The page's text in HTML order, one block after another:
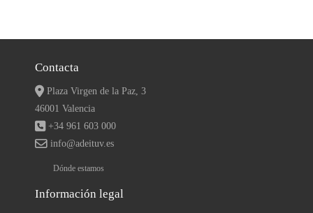
Contacta
Plaza Virgen de la Paz, 3
46001 Valencia
+34 961 603 000
info@adeituv.es
Dónde estamos
Información legal